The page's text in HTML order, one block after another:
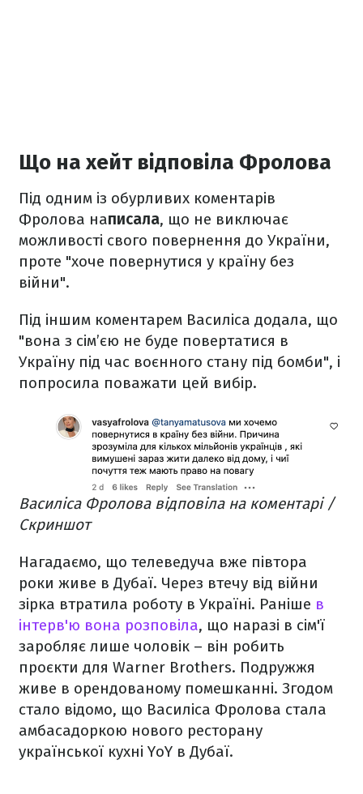
Що на хейт відповіла Фролова
Під одним із обурливих коментарів
Фролова написала, що не виключає
можливості свого повернення до України,
проте "хоче повернутися у країну без
війни".
Під іншим коментарем Василіса додала, що
"вона з сім’єю не буде повертатися в
Україну під час воєнного стану під бомби", і
попросила поважати цей вибір.
Василіса Фролова відповіла на коментарі /
Скриншот
Нагадаємо, що телеведуча вже півтора
роки живе в Дубаї. Через втечу від війни
зірка втратила роботу в Україні. Раніше в
інтерв'ю вона розповіла, що наразі в сім'ї
заробляє лише чоловік – він робить
проєкти для Warner Brothers. Подружжя
живе в орендованому помешканні. Згодом
стало відомо, що Василіса Фролова стала
амбасадоркою нового ресторану
української кухні YoY в Дубаї.